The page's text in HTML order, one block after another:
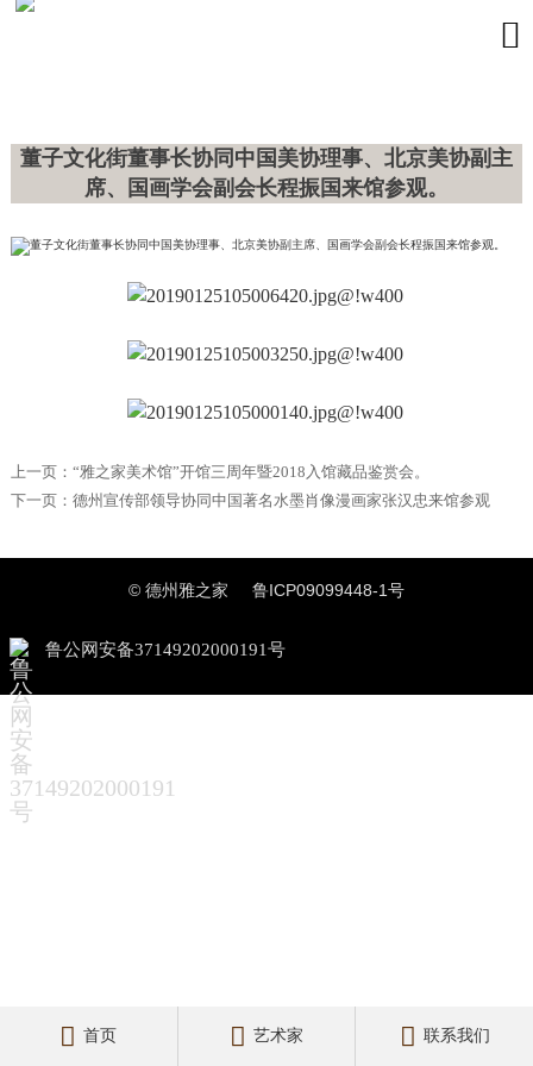

董子文化街董事长协同中国美协理事、北京美协副主
席、国画学会副会长程振国来馆参观。
上一页： “雅之家美术馆”开馆三周年暨2018入馆藏品鉴赏会。
下一页： 德州宣传部领导协同中国著名水墨肖像漫画家张汉忠来馆参观
© 德州雅之家 鲁ICP09099448-1号
鲁公网安备37149202000191号
 首页  艺术家  联系我们